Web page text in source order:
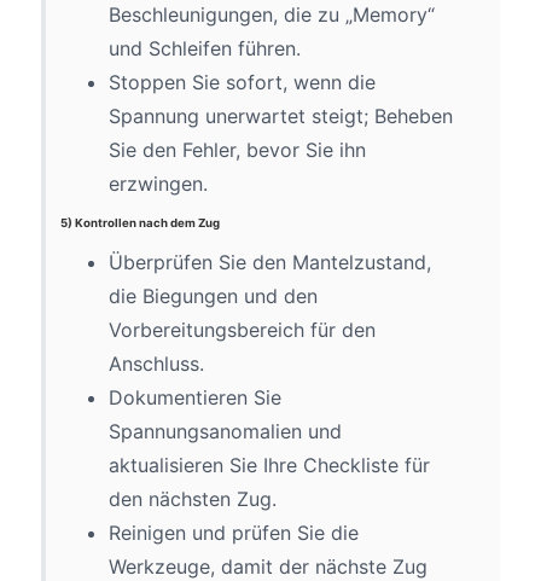
Beschleunigungen, die zu „Memory“
und Schleifen führen.
Stoppen Sie sofort, wenn die
Spannung unerwartet steigt; Beheben
Sie den Fehler, bevor Sie ihn
erzwingen.
5) Kontrollen nach dem Zug
Überprüfen Sie den Mantelzustand,
die Biegungen und den
Vorbereitungsbereich für den
Anschluss.
Dokumentieren Sie
Spannungsanomalien und
aktualisieren Sie Ihre Checkliste für
den nächsten Zug.
Reinigen und prüfen Sie die
Werkzeuge, damit der nächste Zug